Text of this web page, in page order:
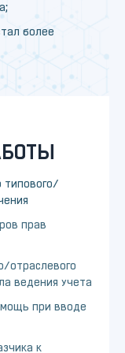
более
типового/
прав
отраслевого
ведения учета
при вводе
к